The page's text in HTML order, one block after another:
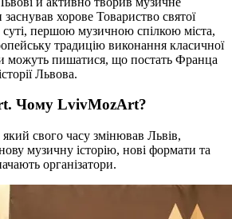
хорове Товариство святої
суті, першою музичною спілкою міста,
традицію виконання класичної
можуть пишатися, що постать Франца
Львова.
Чому LvivMozArt?
свого часу змінював Львів,
музичну історію, нові формати та
організатори.